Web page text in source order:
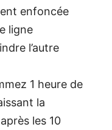
enfoncée
ligne
l’autre
1 heure de
la
les 10